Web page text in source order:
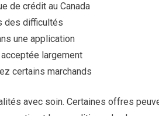
de crédit au Canada
des difficultés
une application
largement
certains marchands
avec soin. Certaines offres